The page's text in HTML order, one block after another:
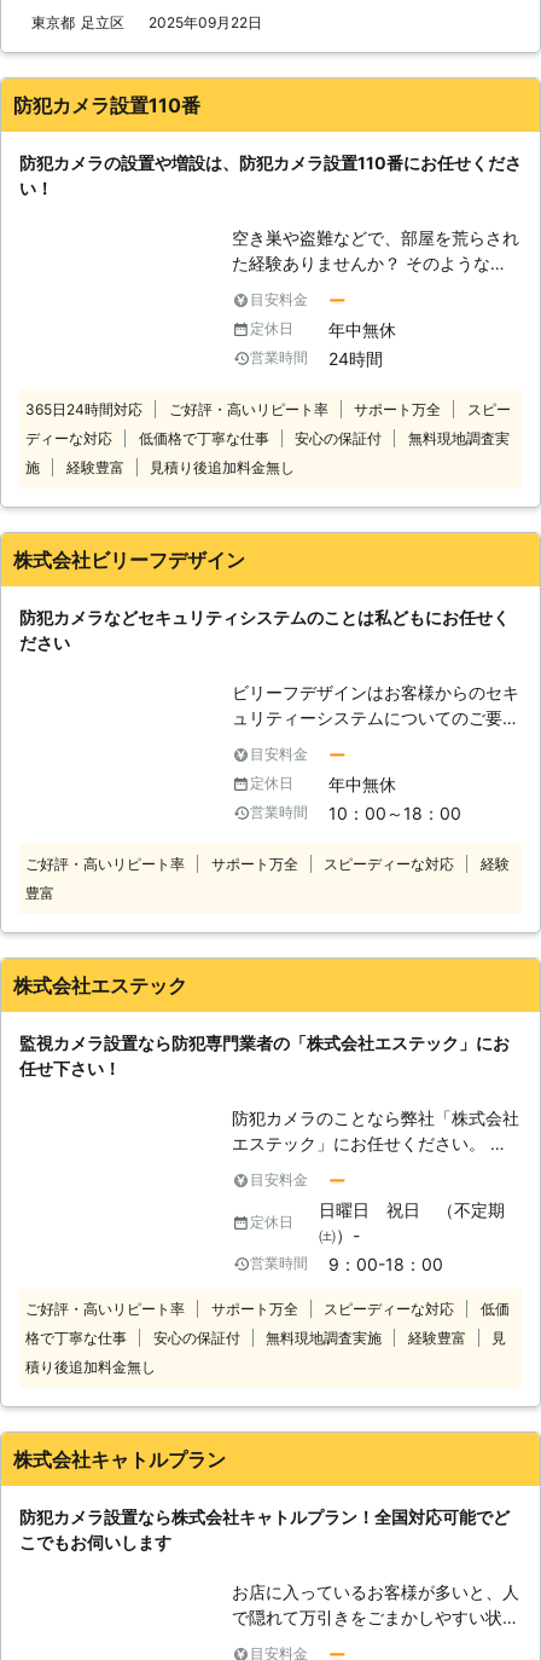
ください】 監視カメラも電気設備で
メラ設置を希望されているのかをヒア
す。 【防犯性能が期待できます】 映
像を残す監視カメラですが、その存在
に防犯性能があります。もし空き巣が
入ろうとしている家で監視カメラがじ
っと見ていたら、そこに近づこうとは
思わないでしょう。こうした威圧の効
は大きなメリットがあるのです。ただ
し絶対的な効果ではありませんので、
監視カメラがあるからといってその他
東京都 足立区 2025年09月22日
防犯カメラ設置110番
防犯カメラの設置や増設は、防犯カメラ設置110番にお任せくださ
い！
空き巣や盗難などで、部屋を荒らされ
た経験ありませんか？ そのような被
害を再び出さないためにも、防犯カメ
ラの設置を考えている人もいるのでは
ないでしょうか。 そのよう時は防犯
カメラ設置110番にお任せください！
も、防犯対策となります。 また、イ
タズラや空き巣の被害があった時に
は、証拠が残っていることも。 この
さまざまな効果を得ることができま
らお気軽にお問い合わせください。受
付時間は24時間365日休まず、受け
付けております。 緊急の場合でも、
い。 お客様のご要望にできうる限り
対応いたします。
目安料金 ー
定休日 年中無休
営業時間 24時間
365日24時間対応 ご好評・高いリピート率 サポート万全
スピー
ディーな対応
低価格で丁寧な仕事 安心の保証付
無料現地調査実
施
経験豊富 見積り後追加料金無し
株式会社ビリーフデザイン
防犯カメラなどセキュリティシステムのことは私どもにお任せく
ださい
ビリーフデザインはお客様からのセキ
ュリティーシステムについてのご要望
にお応えしております。 防犯カメラ
をはじめとした様々なセキュリティー
システムは空き巣やイタズラなどから
住宅、車などを守るために取り付けて
なご相談でも気軽にご連絡できるよう
目安料金 ー
定休日 年中無休
営業時間 10：00～18：00
ご好評・高いリピート率 サポート万全 スピーディーな対応
経験
豊富
株式会社エステック
監視カメラ設置なら防犯専門業者の「株式会社エステック」にお
任せ下さい！
防犯カメラのことなら弊社「株式会社
エステック」にお任せください。 弊
社は埼玉県さいたま市岩槻区に拠点を
構える、防犯カメラ・セキュリティシ
ステムの専門業者です。埼玉県さいた
ま市を中心に、関東一円のお客様から
の防犯カメラ設置のご依頼を承ってお
ります。 プロの防犯設備士がお伺い
し、入念に現地調査をおこなってか
ら、お客様に最適なプランをご提示い
寧さが弊社の強みです。 ぜひ弊社HP
目安料金 ー
定休日
日曜日 祝日 （不定期
㈯）-
営業時間 9：00-18：00
ご好評・高いリピート率 サポート万全 スピーディーな対応
低価
格で丁寧な仕事
安心の保証付 無料現地調査実施 経験豊富
見
積り後追加料金無し
株式会社キャトルプラン
防犯カメラ設置なら株式会社キャトルプラン！全国対応可能でど
こでもお伺いします
お店に入っているお客様が多いと、人
で隠れて万引きをごまかしやすい状況
ができます。そのような状況であれ
目安料金 ー